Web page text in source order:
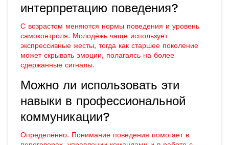
интерпретацию поведения?
С возрастом меняются нормы поведения и уровень
самоконтроля. Молодёжь чаще использует
экспрессивные жесты, тогда как старшее поколение
может скрывать эмоции, полагаясь на более
сдержанные сигналы.
Можно ли использовать эти
навыки в профессиональной
коммуникации?
Определённо. Понимание поведения помогает в